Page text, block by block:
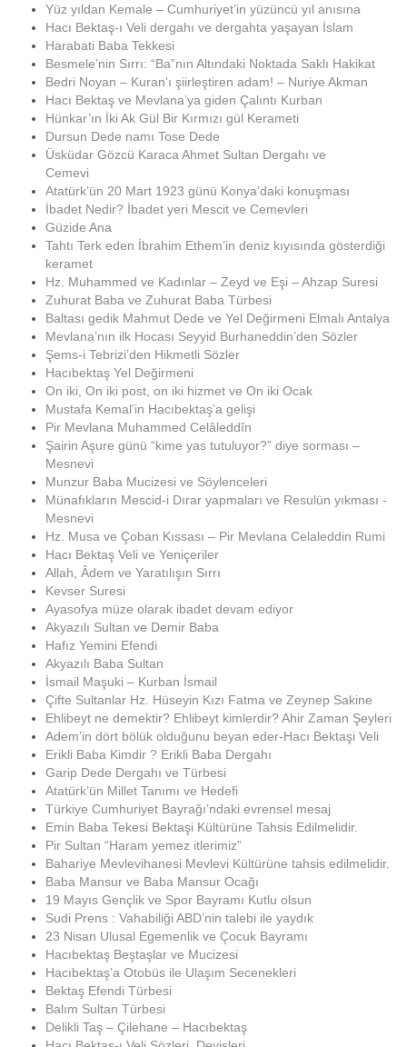
Yüz yıldan Kemale – Cumhuriyet’in yüzüncü yıl anısına
Hacı Bektaş-ı Veli dergahı ve dergahta yaşayan İslam
Harabati Baba Tekkesi
Besmele’nin Sırrı: “Ba”nın Altındaki Noktada Saklı Hakikat
Bedri Noyan – Kuran’ı şiirleştiren adam! – Nuriye Akman
Hacı Bektaş ve Mevlana’ya giden Çalıntı Kurban
Hünkar’ın İki Ak Gül Bir Kırmızı gül Kerameti
Dursun Dede namı Tose Dede
Üsküdar Gözcü Karaca Ahmet Sultan Dergahı ve
Cemevi
Atatürk’ün 20 Mart 1923 günü Konya’daki konuşması
İbadet Nedir? İbadet yeri Mescit ve Cemevleri
Güzide Ana
Tahtı Terk eden İbrahim Ethem’in deniz kıyısında gösterdiği
keramet
Hz. Muhammed ve Kadınlar – Zeyd ve Eşi – Ahzap Suresi
Zuhurat Baba ve Zuhurat Baba Türbesi
Baltası gedik Mahmut Dede ve Yel Değirmeni Elmalı Antalya
Mevlana’nın ilk Hocası Seyyid Burhaneddin’den Sözler
Şems-i Tebrizi’den Hikmetli Sözler
Hacıbektaş Yel Değirmeni
On iki, On iki post, on iki hizmet ve On iki Ocak
Mustafa Kemal’in Hacıbektaş’a gelişi
Pir Mevlana Muhammed Celâleddîn
Şairin Aşure günü “kime yas tutuluyor?” diye sorması –
Mesnevi
Munzur Baba Mucizesi ve Söylenceleri
Münafıkların Mescid-i Dırar yapmaları ve Resulün yıkması -
Mesnevi
Hz. Musa ve Çoban Kıssası – Pir Mevlana Celaleddin Rumi
Hacı Bektaş Veli ve Yeniçeriler
Allah, Âdem ve Yaratılışın Sırrı
Kevser Suresi
Ayasofya müze olarak ibadet devam ediyor
Akyazılı Sultan ve Demir Baba
Hafız Yemini Efendi
Akyazılı Baba Sultan
İsmail Maşuki – Kurban İsmail
Çifte Sultanlar Hz. Hüseyin Kızı Fatma ve Zeynep Sakine
Ehlibeyt ne demektir? Ehlibeyt kimlerdir? Ahir Zaman Şeyleri
Adem’in dört bölük olduğunu beyan eder-Hacı Bektaşi Veli
Erikli Baba Kimdir ? Erikli Baba Dergahı
Garip Dede Dergahı ve Türbesi
Atatürk’ün Millet Tanımı ve Hedefi
Türkiye Cumhuriyet Bayrağı’ndaki evrensel mesaj
Emin Baba Tekesi Bektaşi Kültürüne Tahsis Edilmelidir.
Pir Sultan “Haram yemez itlerimiz”
Bahariye Mevlevihanesi Mevlevi Kültürüne tahsis edilmelidir.
Baba Mansur ve Baba Mansur Ocağı
19 Mayıs Gençlik ve Spor Bayramı Kutlu olsun
Sudi Prens : Vahabiliği ABD’nin talebi ile yaydık
23 Nisan Ulusal Egemenlik ve Çocuk Bayramı
Hacıbektaş Beştaşlar ve Mucizesi
Hacıbektaş’a Otobüs ile Ulaşım Secenekleri
Bektaş Efendi Türbesi
Balım Sultan Türbesi
Delikli Taş – Çilehane – Hacıbektaş